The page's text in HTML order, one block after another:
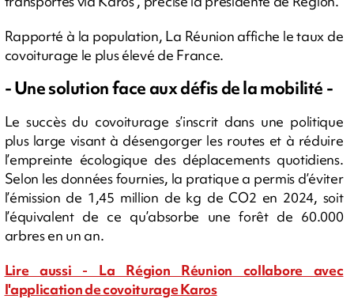
Rapporté à la population, La Réunion affiche le taux de
covoiturage le plus élevé de France.
- Une solution face aux défis de la mobilité -
Le succès du covoiturage s’inscrit dans une politique
plus large visant à désengorger les routes et à réduire
l’empreinte écologique des déplacements quotidiens.
Selon les données fournies, la pratique a permis d’éviter
l’émission de 1,45 million de kg de CO2 en 2024, soit
l’équivalent de ce qu’absorbe une forêt de 60.000
arbres en un an.
Lire aussi - La Région Réunion collabore avec
l'application de covoiturage Karos